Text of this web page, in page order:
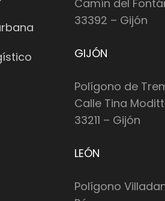
Camín del
33392 – Gijón
GIJÓN
Polígono de
Calle Tina
33211 – Gijón
LEÓN
Polígono